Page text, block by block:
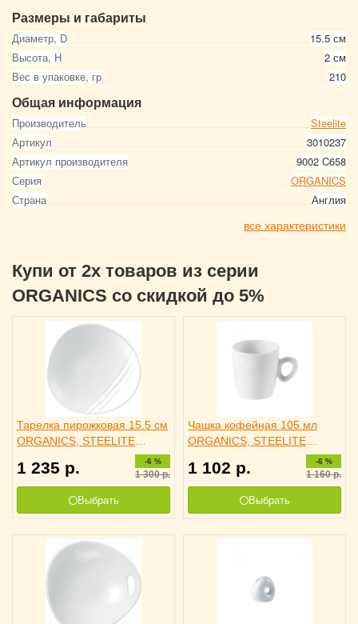
Размеры и габариты
Диаметр, D
15.5 см
Высота, Н
2 см
Вес в упаковке, гр
210
Общая информация
Производитель
Steelite
Артикул
3010237
Артикул производителя
9002 C658
Серия
ORGANICS
Страна
Англия
все характеристики
Купи от 2х товаров из серии
ORGANICS со скидкой до 5%
Тарелка пирожковая 15.5 см
ORGANICS, STEELITE
1 235 р. -6 %
1 300р.
Выбрать
Чашка кофейная 105 мл
ORGANICS, STEELITE
1 102 р. -6 %
1 160р.
Выбрать